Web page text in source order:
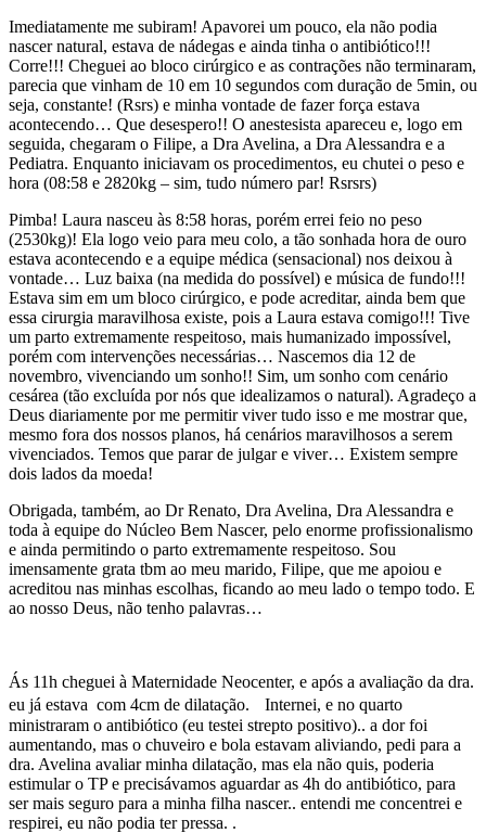
Imediatamente me subiram! Apavorei um pouco, ela não podia
nascer natural, estava de nádegas e ainda tinha o antibiótico!!!
Corre!!! Cheguei ao bloco cirúrgico e as contrações não terminaram,
parecia que vinham de 10 em 10 segundos com duração de 5min, ou
seja, constante! (Rsrs) e minha vontade de fazer força estava
acontecendo… Que desespero!! O anestesista apareceu e, logo em
seguida, chegaram o Filipe, a Dra Avelina, a Dra Alessandra e a
Pediatra. Enquanto iniciavam os procedimentos, eu chutei o peso e
hora (08:58 e 2820kg – sim, tudo número par! Rsrsrs)
Pimba! Laura nasceu às 8:58 horas, porém errei feio no peso
(2530kg)! Ela logo veio para meu colo, a tão sonhada hora de ouro
estava acontecendo e a equipe médica (sensacional) nos deixou à
vontade… Luz baixa (na medida do possível) e música de fundo!!!
Estava sim em um bloco cirúrgico, e pode acreditar, ainda bem que
essa cirurgia maravilhosa existe, pois a Laura estava comigo!!! Tive
um parto extremamente respeitoso, mais humanizado impossível,
porém com intervenções necessárias… Nascemos dia 12 de
novembro, vivenciando um sonho!! Sim, um sonho com cenário
cesárea (tão excluída por nós que idealizamos o natural). Agradeço a
Deus diariamente por me permitir viver tudo isso e me mostrar que,
mesmo fora dos nossos planos, há cenários maravilhosos a serem
vivenciados. Temos que parar de julgar e viver… Existem sempre
dois lados da moeda!
Obrigada, também, ao Dr Renato, Dra Avelina, Dra Alessandra e
toda à equipe do Núcleo Bem Nascer, pelo enorme profissionalismo
e ainda permitindo o parto extremamente respeitoso. Sou
imensamente grata tbm ao meu marido, Filipe, que me apoiou e
acreditou nas minhas escolhas, ficando ao meu lado o tempo todo. E
ao nosso Deus, não tenho palavras…
Ás 11h cheguei à Maternidade Neocenter, e após a avaliação da dra.
eu já estava com 4cm de dilatação. Internei, e no quarto
ministraram o antibiótico (eu testei strepto positivo).. a dor foi
aumentando, mas o chuveiro e bola estavam aliviando, pedi para a
dra. Avelina avaliar minha dilatação, mas ela não quis, poderia
estimular o TP e precisávamos aguardar as 4h do antibiótico, para
ser mais seguro para a minha filha nascer.. entendi me concentrei e
respirei, eu não podia ter pressa. .